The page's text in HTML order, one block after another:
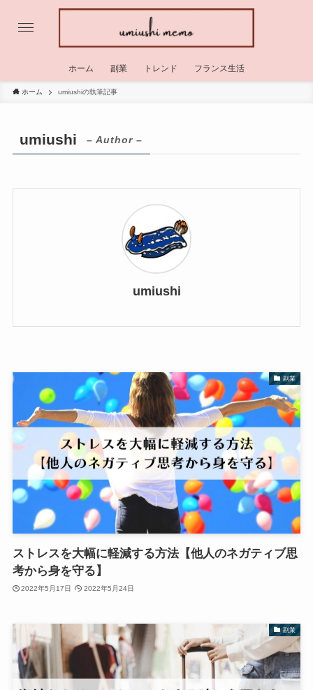
ホーム 副業 トレンド フランス生活
ホーム umiushiの執筆記事
umiushi – Author –
umiushi
副業
ストレスを大幅に軽減する方法【他人のネガティブ思
考から身を守る】
2022年5月17日 2022年5月24日
副業